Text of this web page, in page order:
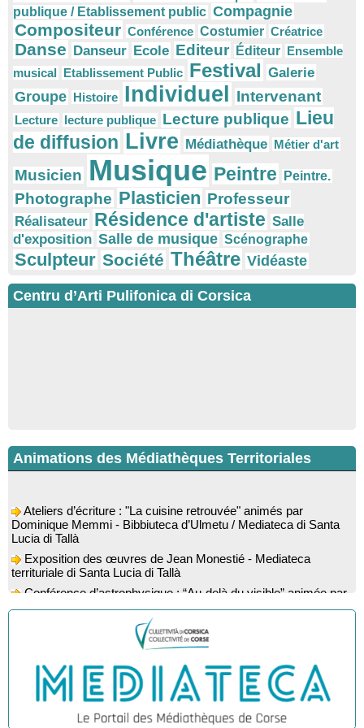
publique / Etablissement public Compagnie
Compositeur Conférence Costumier Créatrice
Danse Danseur Ecole Editeur Éditeur Ensemble
musical Etablissement Public Festival Galerie
Groupe Histoire Individuel Intervenant
Lecture lecture publique Lecture publique Lieu
de diffusion Livre Médiathèque Métier d'art
Musicien Musique Peintre Peintre.
Photographe Plasticien Professeur
Réalisateur Résidence d'artiste Salle
d'exposition Salle de musique Scénographe
Sculpteur Société Théâtre Vidéaste
Centru d’Arti Pulifonica di Corsica
Animations des Médiathèques Territoriales
Dominique Memmi - Bibbiuteca d’Ulmetu / Mediateca di Santa
Lucia di Tallà
territuriale di Santa Lucia di Tallà
l’astrophysicien Paul Guerrini - Médiathèque - Pitretu è
Bicchisgià
Exposition des œuvres de Dominique Malberti Morin :
"Racines, peintures acryliques et aquarelles" - Mediateca
Animation : "Petits lecteurs" - Médiathèque - Pitretu è
Bicchisgià
Veillée de contes à la forêt enchantée "U Mondu ditu